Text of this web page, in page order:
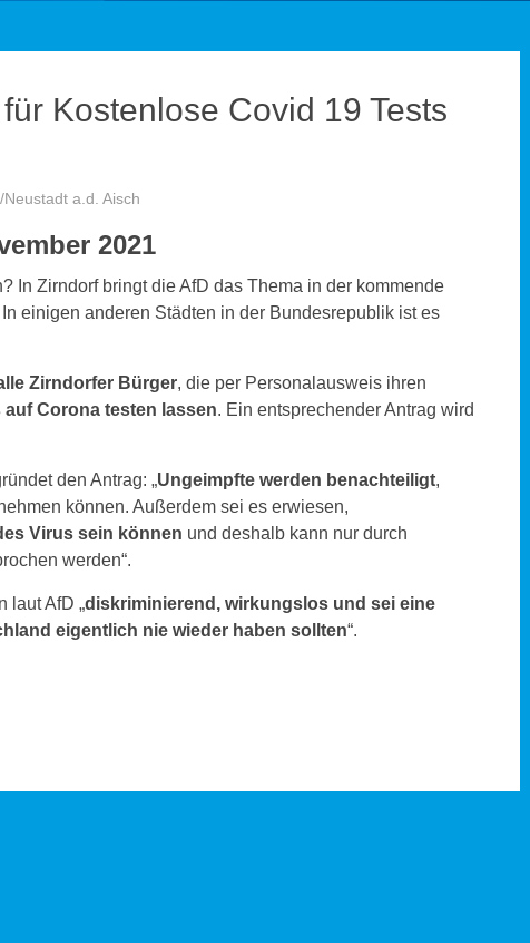
Kostenlose Covid 19 Tests
a.d. Aisch
2021
In Zirndorf bringt die AfD das Thema in der kommende
einigen anderen Städten in der Bundesrepublik ist es
Zirndorfer Bürger, die per Personalausweis ihren
auf Corona testen lassen. Ein entsprechender Antrag wird
den Antrag: „Ungeimpfte werden benachteiligt,
können. Außerdem sei es erwiesen,
Virus sein können und deshalb kann nur durch
werden“.
laut AfD „diskriminierend, wirkungslos und sei eine
eigentlich nie wieder haben sollten“.